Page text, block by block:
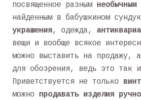
посвященное разным необычным
найденным в бабушкином
украшения, одежда,
вещи и вообще всякое
можно выставить на продажу,
для обозрения, ведь это так
Приветствуется не только
можно продавать изделия